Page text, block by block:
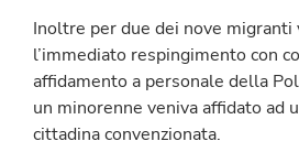
Inoltre per due dei nove migranti
l’immediato respingimento con
affidamento a personale della
un minorenne veniva affidato ad
cittadina convenzionata.